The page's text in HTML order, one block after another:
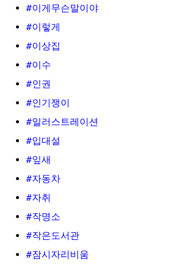
#이게무슨말이야
#이렇게
#이상집
#이수
#인권
#인기쟁이
#일러스트레이션
#입대설
#잎새
#자동차
#자취
#작명소
#작은도서관
#잠시자리비움